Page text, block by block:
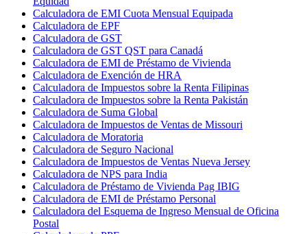
Calculadora de EMI Cuota Mensual Equipada
Calculadora de EPF
Calculadora de GST
Calculadora de GST QST para Canadá
Calculadora de EMI de Préstamo de Vivienda
Calculadora de Exención de HRA
Calculadora de Impuestos sobre la Renta Filipinas
Calculadora de Impuestos sobre la Renta Pakistán
Calculadora de Suma Global
Calculadora de Impuestos de Ventas de Missouri
Calculadora de Moratoria
Calculadora de Seguro Nacional
Calculadora de Impuestos de Ventas Nueva Jersey
Calculadora de NPS para India
Calculadora de Préstamo de Vivienda Pag IBIG
Calculadora de EMI de Préstamo Personal
Calculadora del Esquema de Ingreso Mensual de Oficina
Postal